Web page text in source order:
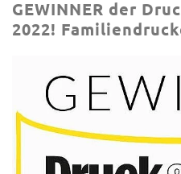
GEWINNER der
2022!